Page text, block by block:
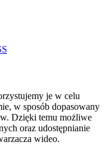
je w celu
w sposób dopasowany
Dzięki temu możliwe
oraz udostępnianie
wideo.